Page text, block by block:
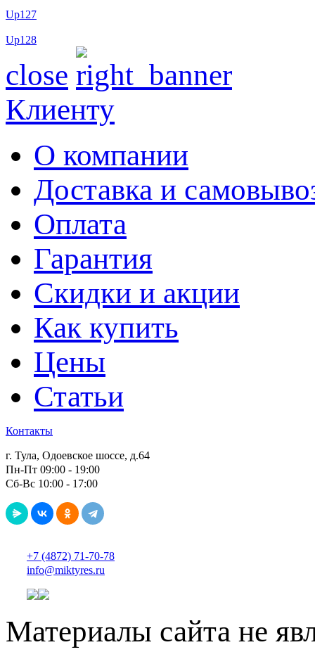
Up127
Up128
close
Клиенту
О компании
Доставка и
Оплата
Гарантия
Скидки и акции
Как купить
Цены
Статьи
Контакты
г. Тула, Одоевское шоссе, д.64
Пн-Пт 09:00 - 19:00
Сб-Вс 10:00 - 17:00
+7 (4872) 71-70-78
info@miktyres.ru
Материалы сайта не